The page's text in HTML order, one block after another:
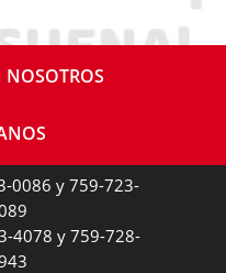
0086 y 759-723-
4078 y 759-728-